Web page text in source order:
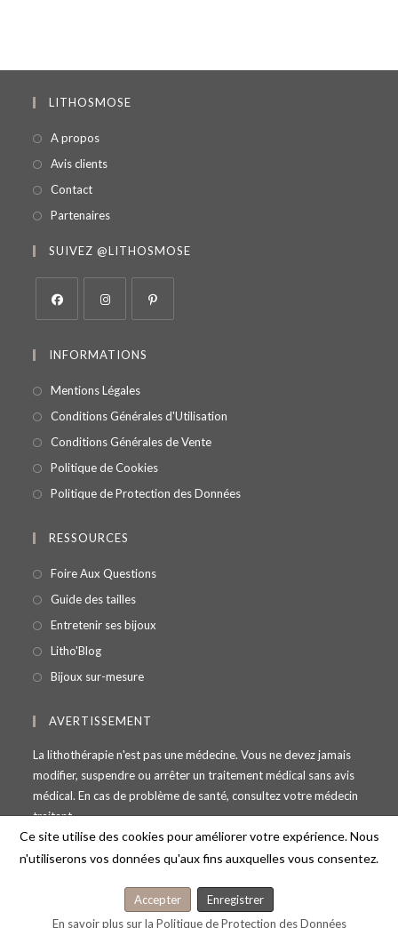
LITHOSMOSE
A propos
Avis clients
Contact
Partenaires
SUIVEZ @LITHOSMOSE
INFORMATIONS
Mentions Légales
Conditions Générales d'Utilisation
Conditions Générales de Vente
Politique de Cookies
Politique de Protection des Données
RESSOURCES
Foire Aux Questions
Guide des tailles
Entretenir ses bijoux
Litho'Blog
Bijoux sur-mesure
AVERTISSEMENT
La lithothérapie n'est pas une médecine. Vous ne devez jamais
modifier, suspendre ou arrêter un traitement médical sans avis
médical. En cas de problème de santé, consultez votre médecin
traitant.
© Copyright - Lithosmose - 69100 Villeurbanne - France -
Ce site utilise des cookies pour améliorer votre expérience. Nous
n'utiliserons vos données qu'aux fins auxquelles vous consentez.
Accepter
Enregistrer
En savoir plus sur la Politique de Protection des Données